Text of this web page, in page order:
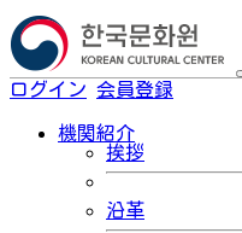
ログイン 会員登録
機関紹介
挨拶
沿革